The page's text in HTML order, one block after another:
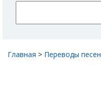
Главная > Переводы песен